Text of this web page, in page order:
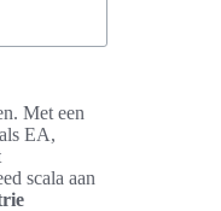
Met een
EA,
scala aan